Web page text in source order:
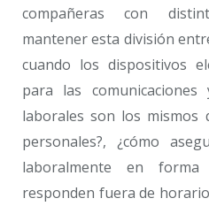
compañeras con
mantener esta división
cuando los dispositivos
para las
laborales son los mismos
personales?, ¿cómo
laboralmente en
responden fuera de